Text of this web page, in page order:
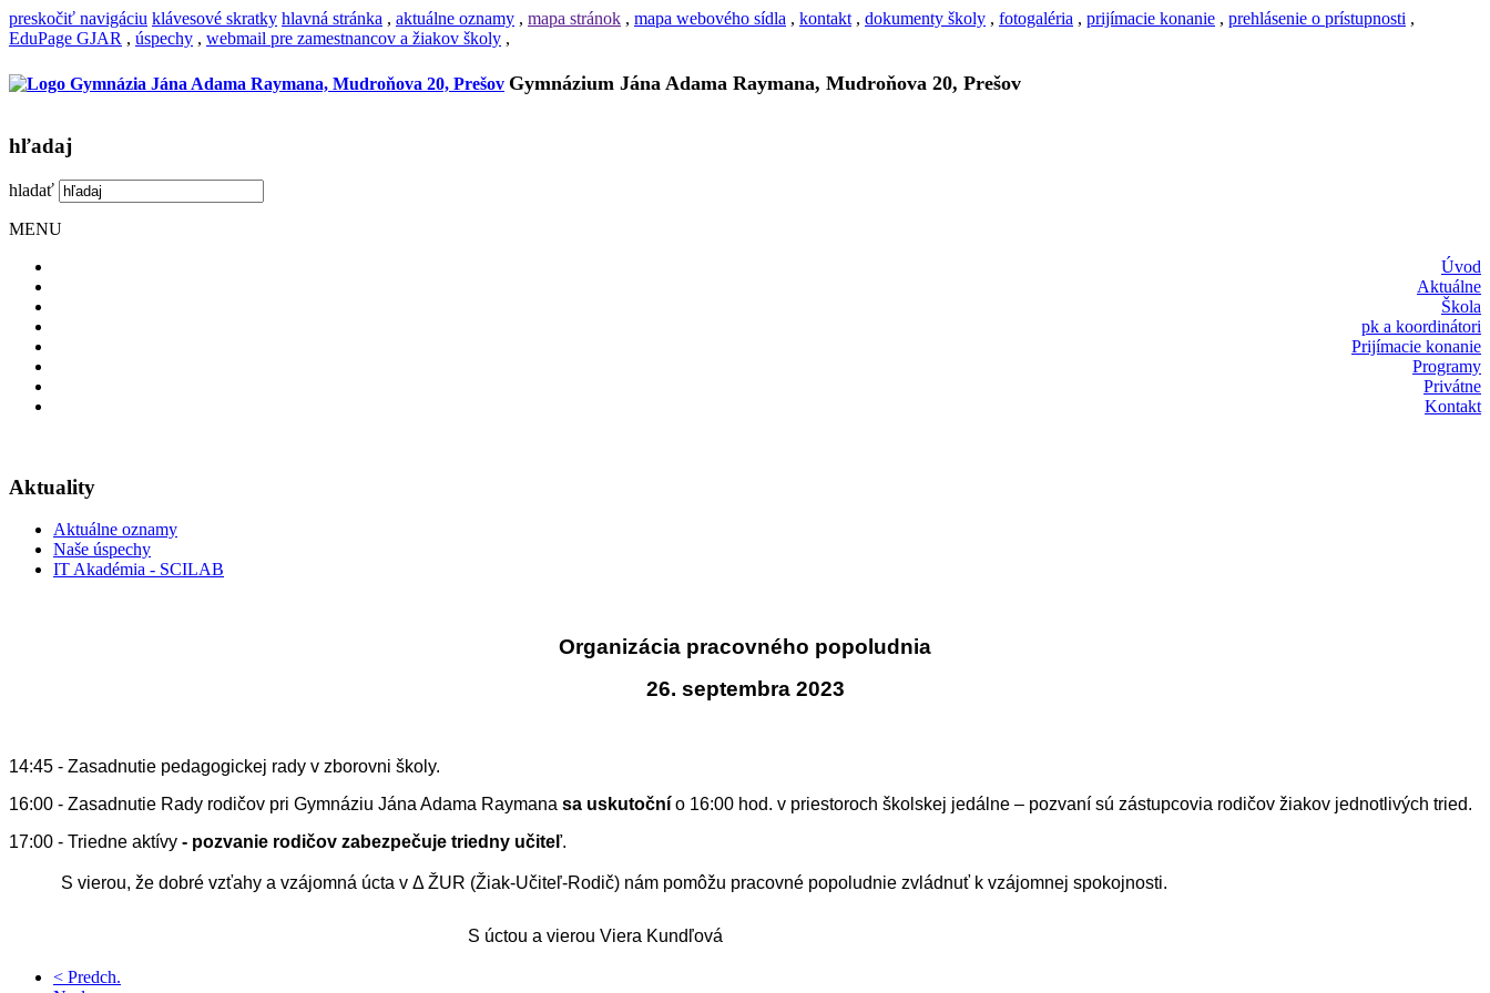
preskočiť navigáciu klávesové skratky hlavná stránka , aktuálne oznamy , mapa stránok , mapa webového sídla , kontakt , dokumenty školy , fotogaléria , prijímacie konanie , prehlásenie o prístupnosti ,
EduPage GJAR , úspechy , webmail pre zamestnancov a žiakov školy ,
Gymnázium Jána Adama Raymana, Mudroňova 20, Prešov
hľadaj
hladať
MENU
Úvod
Aktuálne
Škola
pk a koordinátori
Prijímacie konanie
Programy
Privátne
Kontakt
Aktuality
Aktuálne oznamy
Naše úspechy
IT Akadémia - SCILAB
Organizácia pracovného popoludnia
26. septembra 2023
14:45 - Zasadnutie pedagogickej rady v zborovni školy.
16:00 - Zasadnutie Rady rodičov pri Gymnáziu Jána Adama Raymana sa uskutoční o 16:00 hod. v priestoroch školskej jedálne – pozvaní sú zástupcovia rodičov žiakov jednotlivých tried.
17:00 - Triedne aktívy - pozvanie rodičov zabezpečuje triedny učiteľ.
S vierou, že dobré vzťahy a vzájomná úcta v Δ ŽUR (Žiak-Učiteľ-Rodič) nám pomôžu pracovné popoludnie zvládnuť k vzájomnej spokojnosti.
S úctou a vierou Viera Kundľová
< Predch.